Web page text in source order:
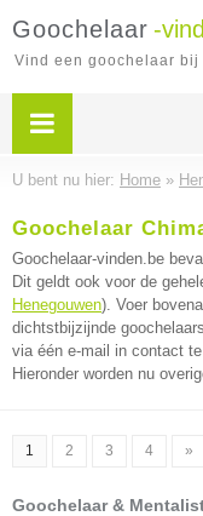
Goochelaar -
Vind een goochelaar
U bent nu hier: Home »
Goochelaar
Goochelaar-vinden.be
Dit geldt ook voor de
Henegouwen). Voer
dichtstbijzijnde
via één e-mail in contact
Hieronder worden nu
1 2 3 4 »
Goochelaar &